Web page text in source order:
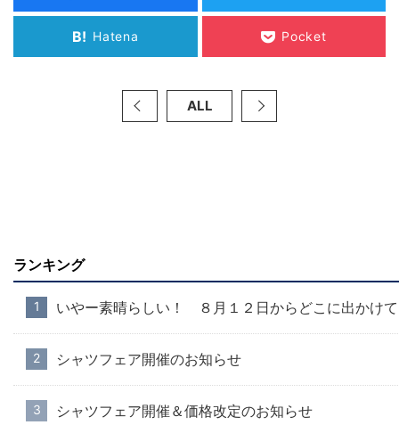
B! Hatena Pocket
ALL
ランキング
いやー素晴らしい！ ８月１２日からどこに出かけ
シャツフェア開催のお知らせ
シャツフェア開催＆価格改定のお知らせ